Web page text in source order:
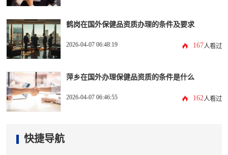
鹤岗在国外保健品资质办理的条件及要求
2026-04-07 06:48:19 167人看过
萍乡在国外办理保健品资质的条件是什么
2026-04-07 06:46:55 162人看过
快捷导航